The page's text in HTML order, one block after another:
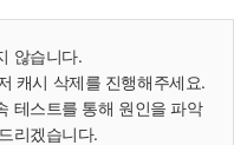
않습니다.
캐시 삭제를 진행해주세요.
테스트를 통해 원인을 파악
리겠습니다.